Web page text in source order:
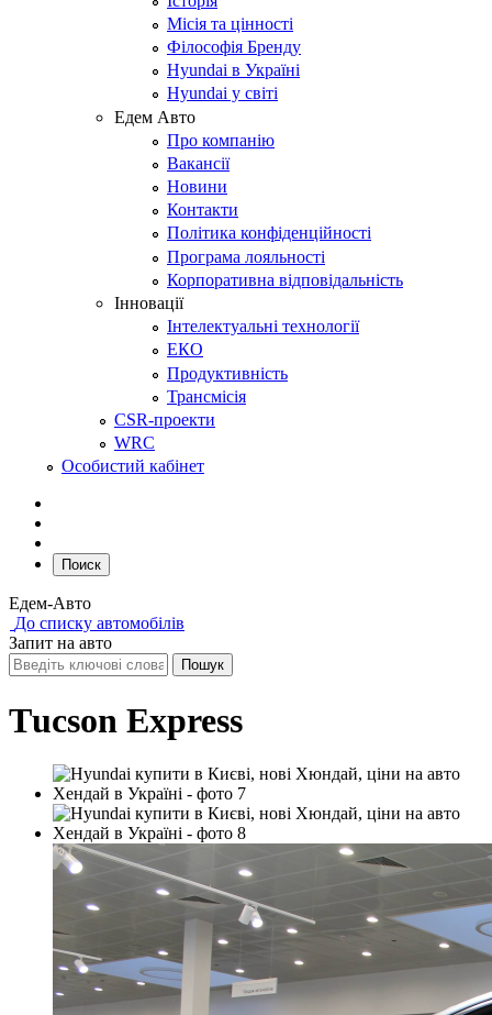
Місія та цінності
Філософія Бренду
Hyundai в Україні
Hyundai у світі
Едем Авто
Про компанію
Вакансії
Новини
Контакти
Політика конфіденційності
Програма лояльності
Корпоративна відповідальність
Інновації
Інтелектуальні технології
ЕКО
Продуктивність
Трансмісія
CSR-проекти
WRC
Особистий кабінет
Поиск
Едем-Авто
До списку автомобілів
Запит на авто
Тucson Express